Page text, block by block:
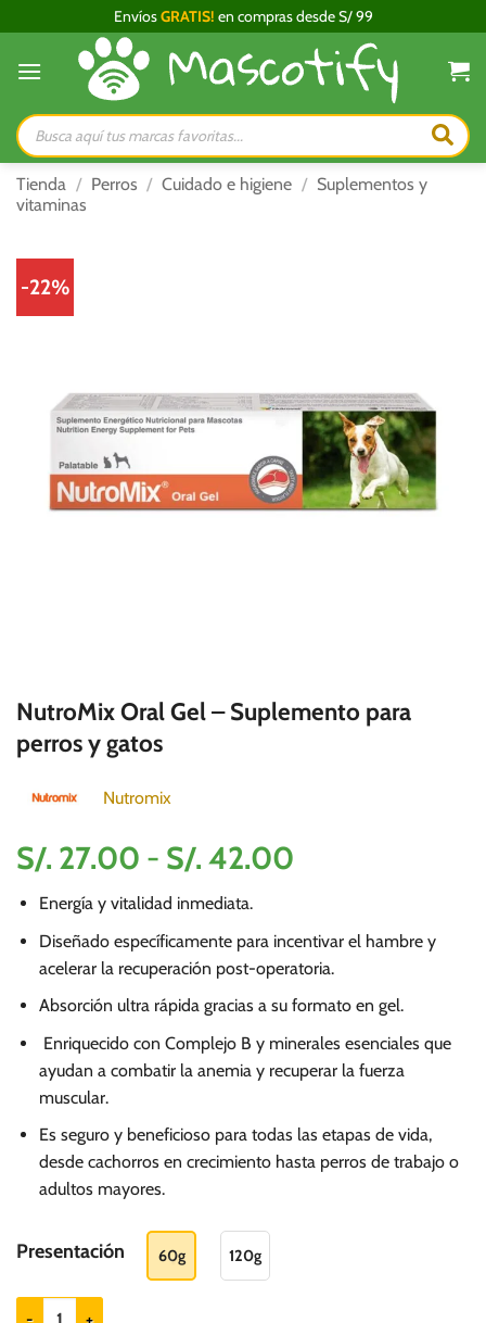
al
contenido
EnvíosGRATIS! en compras desde S/ 99
Búsqueda
de
productos
Tienda / Perros / Cuidado e higiene / Suplementos y
vitaminas
-22%
NutroMix Oral Gel – Suplemento para
perros y gatos
Nutromix
S/. 27.00 - S/. 42.00
desde
S/.
27.00
hasta
S/.
Energía y vitalidad inmediata.
Diseñado específicamente para incentivar el hambre y
acelerar la recuperación post-operatoria.
Absorción ultra rápida gracias a su formato en gel.
Enriquecido con Complejo B y minerales esenciales que
ayudan a combatir la anemia y recuperar la fuerza
muscular.
Es seguro y beneficioso para todas las etapas de vida,
desde cachorros en crecimiento hasta perros de trabajo o
adultos mayores.
Presentación 60g 120g
NutroMix Oral Gel - Suplemento para perros y gatos cantidad